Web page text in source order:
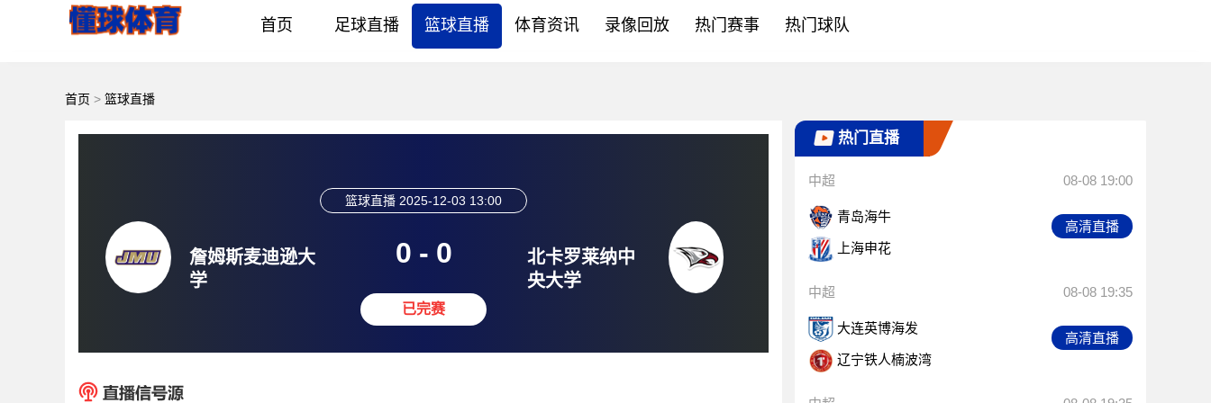
首页 足球直播 篮球直播 体育资讯 录像回放 热门赛事 热门球队
首页 > 篮球直播
詹姆斯麦迪逊大
学
篮球直播 2025-12-03 13:00
0 - 0
已完赛
北卡罗莱纳中
央大学
热门直播
中超 08-08 19:00
青岛海牛
上海申花
高清直播
中超 08-08 19:35
大连英博海发
辽宁铁人楠波湾
高清直播